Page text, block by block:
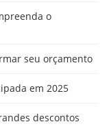
o
seu orçamento
em 2025
descontos